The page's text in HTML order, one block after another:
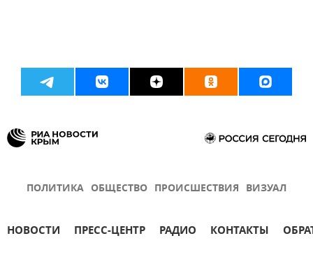
ПОЛИТИКА ОБЩЕСТВО ПРОИСШЕСТВИЯ ВИЗУАЛ
НОВОСТИ ПРЕСС-ЦЕНТР РАДИО КОНТАКТЫ